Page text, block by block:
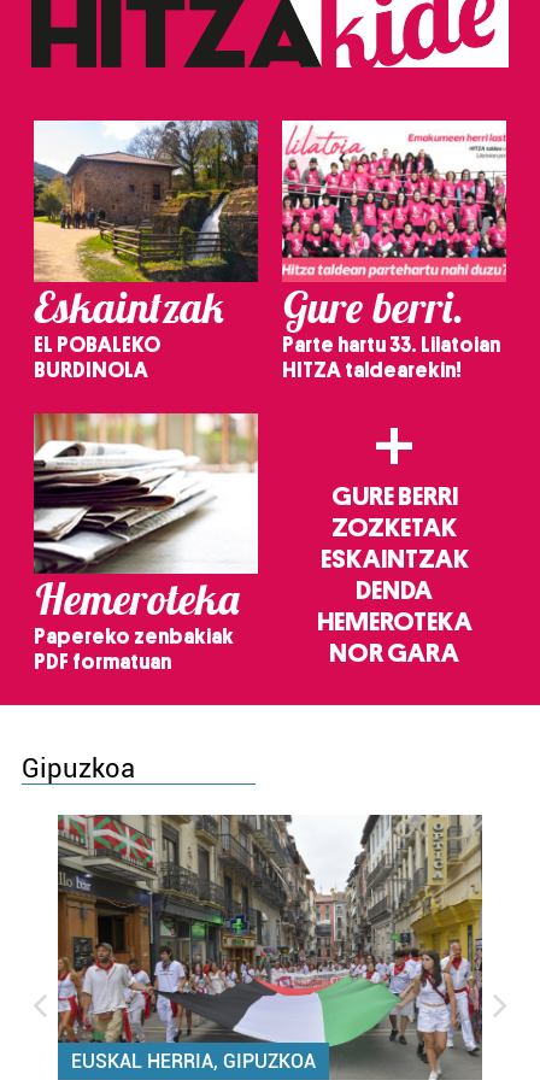
erabiltzeko baimen esplizitua ematen diguzu. Gehiago
Eskaintzak
EL POBALEKO
BURDINOLA
Gure berri.
Parte hartu 33. Lilatoian
HITZA taldearekin!
Hemeroteka
Papereko zenbakiak
PDF formatuan
+
GURE BERRI
ZOZKETAK
ESKAINTZAK
DENDA
HEMEROTEKA
NOR GARA
Gipuzkoa
EUSKAL HERRIA, GIPUZKOA